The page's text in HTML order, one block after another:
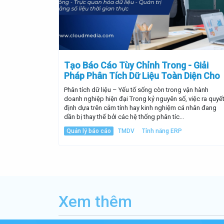
Tạo Báo Cáo Tùy Chỉnh Trong - Giải
Pháp Phân Tích Dữ Liệu Toàn Diện Cho
Doanh Nghiệp Hiện Đại
Phân tích dữ liệu – Yếu tố sống còn trong vận hành
doanh nghiệp hiện đại Trong kỷ nguyên số, việc ra quyết
định dựa trên cảm tính hay kinh nghiệm cá nhân đang
dần bị thay thế bởi các hệ thống phân tíc...
Quản lý báo cáo TMDV Tính năng ERP
Xem thêm